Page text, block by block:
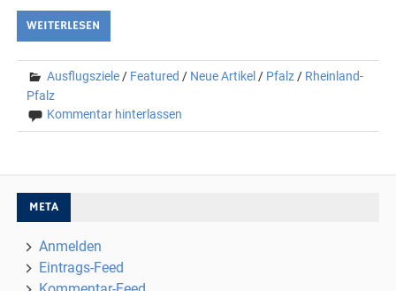
WEITERLESEN
Ausflugsziele / Featured / Neue Artikel / Pfalz / Rheinland-
Pfalz
Kommentar hinterlassen
META
Anmelden
Eintrags-Feed